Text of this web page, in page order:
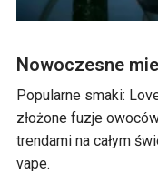
Nowoczesne
Popularne smaki:
złożone fuzje
trendami na całym
vape.